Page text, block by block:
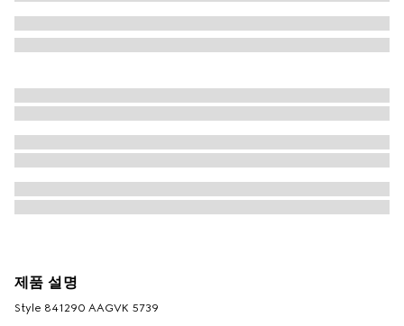
제품 설명
Style ‎841290 AAGVK 5739